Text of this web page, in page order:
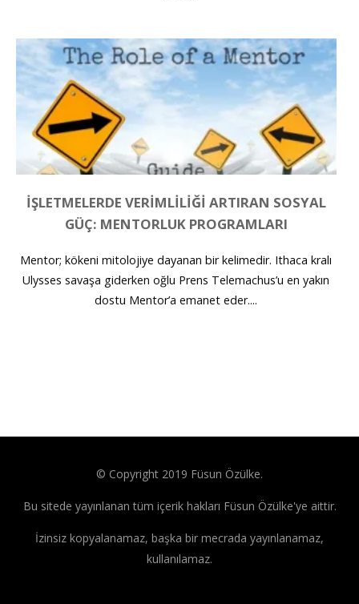
İŞLETMELERDE VERIMLILIĞI ARTIRAN SOSYAL
GÜÇ: MENTORLUK PROGRAMLARI
Mentor; kökeni mitolojiye dayanan bir kelimedir. Ithaca kralı
Ulysses savaşa giderken oğlu Prens Telemachus’u en yakın
dostu Mentor’a emanet eder....
© Copyright 2019 Füsun Özülke.
Bu sitede yayınlanan tüm içerik hakları Füsun Özülke'ye aittir.
İzinsiz kopyalanamaz, başka bir mecrada yayınlanamaz,
kullanılamaz.